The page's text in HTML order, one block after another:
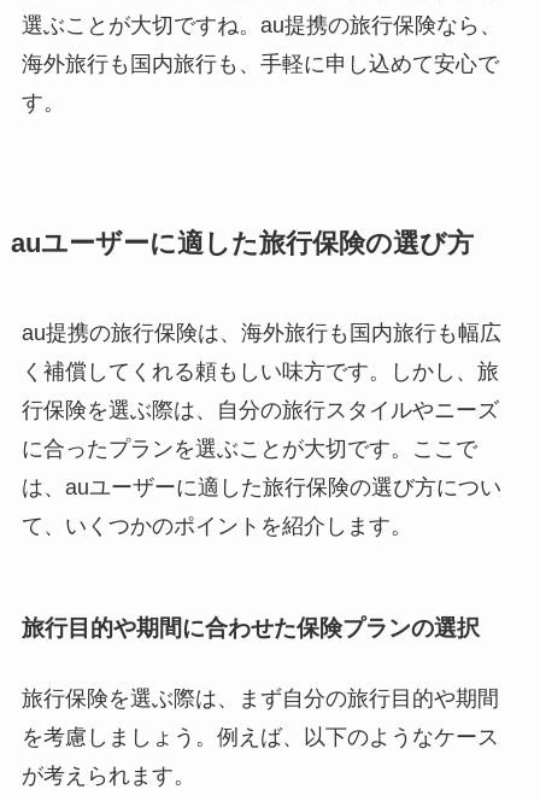
選ぶことが大切ですね。au提携の旅行保険なら、
海外旅行も国内旅行も、手軽に申し込めて安心で
す。
auユーザーに適した旅行保険の選び方
au提携の旅行保険は、海外旅行も国内旅行も幅広
く補償してくれる頼もしい味方です。しかし、旅
行保険を選ぶ際は、自分の旅行スタイルやニーズ
に合ったプランを選ぶことが大切です。ここで
は、auユーザーに適した旅行保険の選び方につい
て、いくつかのポイントを紹介します。
旅行目的や期間に合わせた保険プランの選択
旅行保険を選ぶ際は、まず自分の旅行目的や期間
を考慮しましょう。例えば、以下のようなケース
が考えられます。